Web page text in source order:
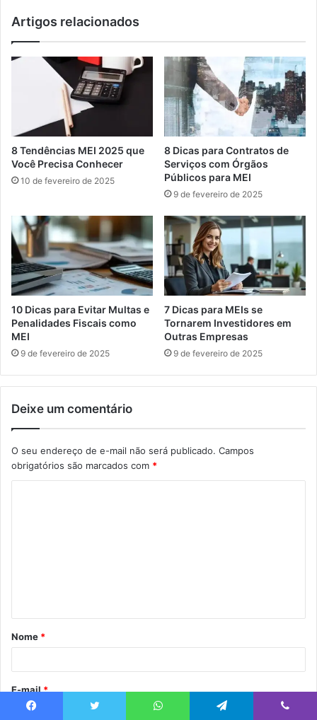
Artigos relacionados
8 Tendências MEI 2025 que
Você Precisa Conhecer
10 de fevereiro de 2025
8 Dicas para Contratos de
Serviços com Órgãos
Públicos para MEI
9 de fevereiro de 2025
10 Dicas para Evitar Multas e
Penalidades Fiscais como
MEI
9 de fevereiro de 2025
7 Dicas para MEIs se
Tornarem Investidores em
Outras Empresas
9 de fevereiro de 2025
Deixe um comentário
O seu endereço de e-mail não será publicado. Campos
obrigatórios são marcados com *
á
r
Nome *
E-mail*